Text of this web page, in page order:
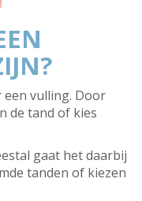
een vulling. Door
de tand of kies
gaat het daarbij
tanden of kiezen